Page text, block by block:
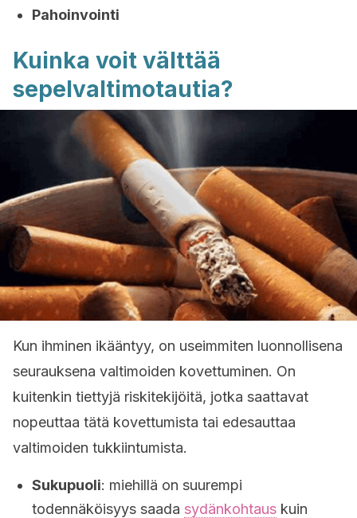
Pahoinvointi
Kuinka voit välttää
sepelvaltimotautia?
Kun ihminen ikääntyy, on useimmiten luonnollisena
seurauksena valtimoiden kovettuminen. On
kuitenkin tiettyjä riskitekijöitä, jotka saattavat
nopeuttaa tätä kovettumista tai edesauttaa
valtimoiden tukkiintumista.
Sukupuoli: miehillä on suurempi
todennäköisyys saada sydänkohtaus kuin